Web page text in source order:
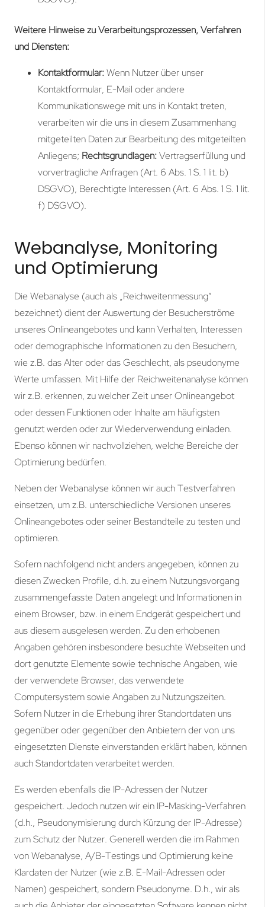
Weitere Hinweise zu Verarbeitungsprozessen, Verfahren
und Diensten:
Kontaktformular:Wenn Nutzer über unser
Kontaktformular, E-Mail oder andere
Kommunikationswege mit uns in Kontakt treten,
verarbeiten wir die uns in diesem Zusammenhang
mitgeteilten Daten zur Bearbeitung des mitgeteilten
Anliegens; Rechtsgrundlagen:Vertragserfüllung und
vorvertragliche Anfragen (Art. 6 Abs. 1 S. 1 lit. b)
DSGVO), Berechtigte Interessen (Art. 6 Abs. 1 S. 1 lit.
f) DSGVO).
Webanalyse, Monitoring
und Optimierung
Die Webanalyse (auch als „Reichweitenmessung“
bezeichnet) dient der Auswertung der Besucherströme
unseres Onlineangebotes und kann Verhalten, Interessen
oder demographische Informationen zu den Besuchern,
wie z.B. das Alter oder das Geschlecht, als pseudonyme
Werte umfassen. Mit Hilfe der Reichweitenanalyse können
wir z.B. erkennen, zu welcher Zeit unser Onlineangebot
oder dessen Funktionen oder Inhalte am häufigsten
genutzt werden oder zur Wiederverwendung einladen.
Ebenso können wir nachvollziehen, welche Bereiche der
Optimierung bedürfen.
Neben der Webanalyse können wir auch Testverfahren
einsetzen, um z.B. unterschiedliche Versionen unseres
Onlineangebotes oder seiner Bestandteile zu testen und
optimieren.
Sofern nachfolgend nicht anders angegeben, können zu
diesen Zwecken Profile, d.h. zu einem Nutzungsvorgang
zusammengefasste Daten angelegt und Informationen in
einem Browser, bzw. in einem Endgerät gespeichert und
aus diesem ausgelesen werden. Zu den erhobenen
Angaben gehören insbesondere besuchte Webseiten und
dort genutzte Elemente sowie technische Angaben, wie
der verwendete Browser, das verwendete
Computersystem sowie Angaben zu Nutzungszeiten.
Sofern Nutzer in die Erhebung ihrer Standortdaten uns
gegenüber oder gegenüber den Anbietern der von uns
eingesetzten Dienste einverstanden erklärt haben, können
auch Standortdaten verarbeitet werden.
Es werden ebenfalls die IP-Adressen der Nutzer
gespeichert. Jedoch nutzen wir ein IP-Masking-Verfahren
(d.h., Pseudonymisierung durch Kürzung der IP-Adresse)
zum Schutz der Nutzer. Generell werden die im Rahmen
von Webanalyse, A/B-Testings und Optimierung keine
Klardaten der Nutzer (wie z.B. E-Mail-Adressen oder
Namen) gespeichert, sondern Pseudonyme. D.h., wir als